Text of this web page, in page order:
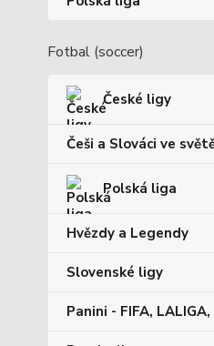
Fotbal (soccer)
České ligy
Češi a Slováci ve
Polská liga
Hvězdy a Legendy
Slovenské ligy
Panini - FIFA,